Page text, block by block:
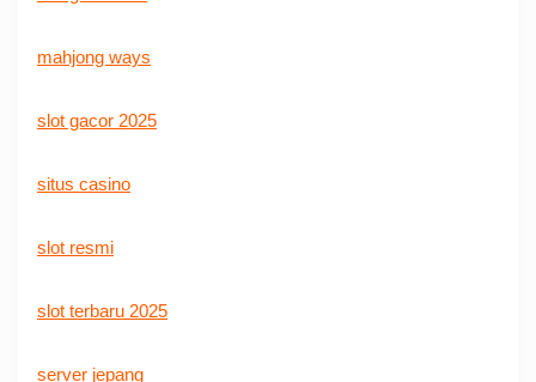
mahjong ways
slot gacor 2025
situs casino
slot resmi
slot terbaru 2025
server jepang